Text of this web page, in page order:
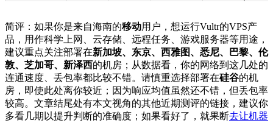
简评：如果你是来自海南的移动用户，想运行Vultr的VPS产
品，用作科学上网、云存储、远程任务、游戏服务器等用途，
建议重点关注部署在新加坡、东京、西雅图、悉尼、巴黎、伦
敦、芝加哥、新泽西的机房；从数据看，你的网络到这几处的
连通速度、丢包率都比较不错。请慎重选择部署在硅谷的机
房，即使此处离你较近；因为响应均值虽然还不错，但丢包率
较高。文章结尾处有本文视角的其他近期测评的链接，建议你
多看几期以提升判断的准确度；如果看好了，就果断去让机器